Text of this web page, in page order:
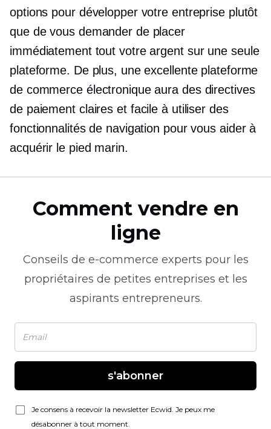
options pour développer votre entreprise plutôt
que de vous demander de placer
immédiatement tout votre argent sur une seule
plateforme. De plus, une excellente plateforme
de commerce électronique aura des directives
de paiement claires et facile à utiliser des
fonctionnalités de navigation pour vous aider à
acquérir le pied marin.
Comment vendre en
ligne
Conseils de e-commerce experts pour les
propriétaires de petites entreprises et les
aspirants entrepreneurs.
s'abonner
Je consens à recevoir la newsletter Ecwid. Je peux me
désabonner à tout moment.